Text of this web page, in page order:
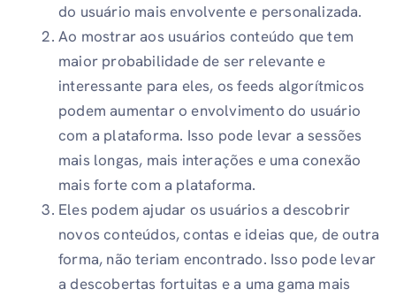
do usuário mais envolvente e personalizada.
Ao mostrar aos usuários conteúdo que tem
maior probabilidade de ser relevante e
interessante para eles, os feeds algorítmicos
podem aumentar o envolvimento do usuário
com a plataforma. Isso pode levar a sessões
mais longas, mais interações e uma conexão
mais forte com a plataforma.
Eles podem ajudar os usuários a descobrir
novos conteúdos, contas e ideias que, de outra
forma, não teriam encontrado. Isso pode levar
a descobertas fortuitas e a uma gama mais